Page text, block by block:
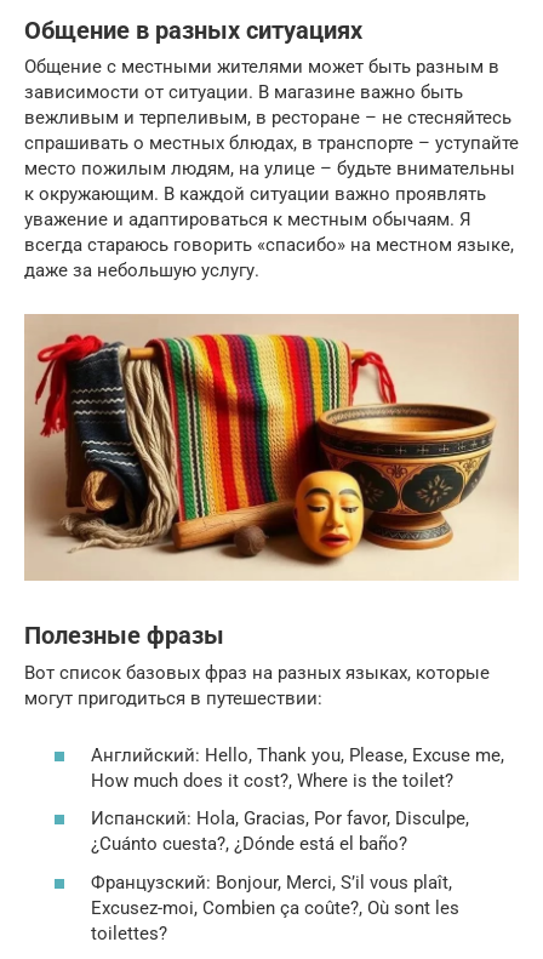
Общение в разных ситуациях
Общение с местными жителями может быть разным в
зависимости от ситуации. В магазине важно быть
вежливым и терпеливым, в ресторане – не стесняйтесь
спрашивать о местных блюдах, в транспорте – уступайте
место пожилым людям, на улице – будьте внимательны
к окружающим. В каждой ситуации важно проявлять
уважение и адаптироваться к местным обычаям. Я
всегда стараюсь говорить «спасибо» на местном языке,
даже за небольшую услугу.
Полезные фразы
Вот список базовых фраз на разных языках, которые
могут пригодиться в путешествии:
Английский: Hello, Thank you, Please, Excuse me,
How much does it cost?, Where is the toilet?
Испанский: Hola, Gracias, Por favor, Disculpe,
¿Cuánto cuesta?, ¿Dónde está el baño?
Французский: Bonjour, Merci, S’il vous plaît,
Excusez-moi, Combien ça coûte?, Où sont les
toilettes?